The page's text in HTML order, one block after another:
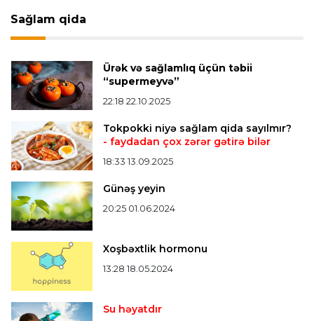
Konfrans liqası
"Qarabağ" "Dinamo"ya minimal hesabla uduzdu
Bütün xəbərlər >>>
Sağlam qida
Ürək və sağlamlıq üçün təbii
“supermeyvə”
22:18 22.10.2025
Tokpokki niyə sağlam qida sayılmır?
- faydadan çox zərər gətirə bilər
18:33 13.09.2025
Günəş yeyin
20:25 01.06.2024
Xoşbəxtlik hormonu
13:28 18.05.2024
Su həyatdır